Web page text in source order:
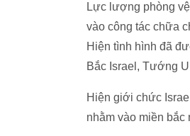
Lực lượng phòng
vào công tác chữa
Hiện tình hình đã
Bắc Israel, Tướng
Hiện giới chức
nhằm vào miền bắc